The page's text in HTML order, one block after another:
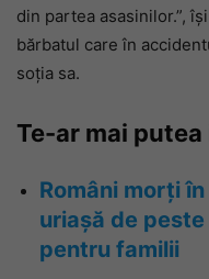
din partea asasinilor.”,
bărbatul care în
soția sa.
Te-ar mai
Români morți
uriașă de
pentru familii